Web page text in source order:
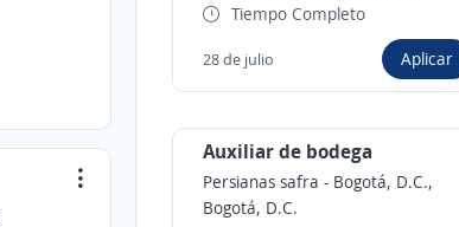
Tiempo Completo
28 de julio Aplicar
Auxiliar de bodega
Persianas safra - Bogotá, D.C.,
Bogotá, D.C.